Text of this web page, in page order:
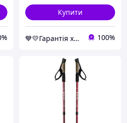
Купити
💙💛Гарантія хороших покупок 🎁🚚 ⤵ 100%